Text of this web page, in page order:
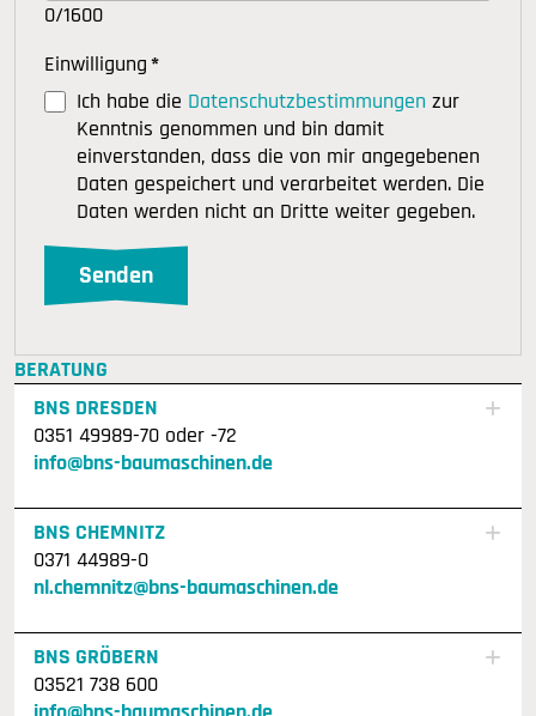
0/1600
Einwilligung*
Ich habe die Datenschutzbestimmungen zur
Kenntnis genommen und bin damit
einverstanden, dass die von mir angegebenen
Daten gespeichert und verarbeitet werden. Die
Daten werden nicht an Dritte weiter gegeben.
BERATUNG
BNS DRESDEN
0351 49989-70 oder -72
info@bns-baumaschinen.de
BNS CHEMNITZ
0371 44989-0
nl.chemnitz@bns-baumaschinen.de
BNS GRÖBERN
03521 738 600